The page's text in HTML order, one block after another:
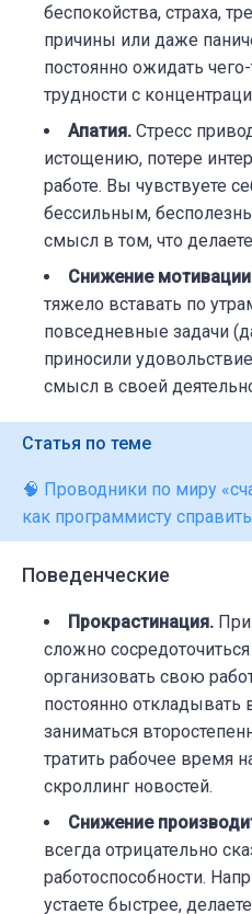
беспокойства, страха,
причины или даже
постоянно ожидать
трудности с
Апатия. Стресс
истощению, потере
работе. Вы чувствуете
бессильным,
смысл в том, что
Снижение
тяжело вставать по
повседневные задачи
приносили
смысл в своей
Статья по теме
🧠 Проводники по миру
как программисту
Поведенческие
Прокрастинация. При
сложно
организовать свою
постоянно
заниматься
тратить рабочее время
скроллинг новостей.
Снижение
всегда отрицательно
работоспособности.
устаете быстрее,